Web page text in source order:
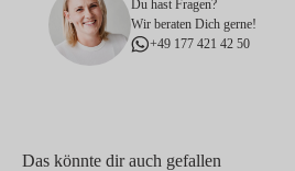
Du hast Fragen?
Wir beraten Dich gerne!
+49 177 421 42 50
Das könnte dir auch gefallen